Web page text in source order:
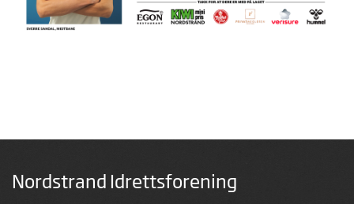
Nordstrand Idrettsforening